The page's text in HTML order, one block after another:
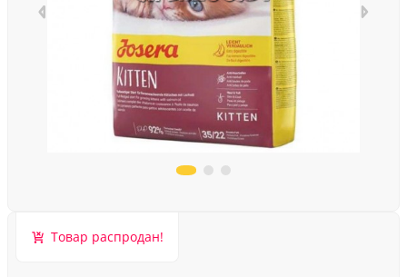
Товар распродан!